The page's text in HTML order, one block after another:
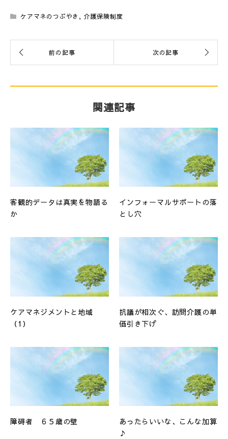
ケアマネのつぶやき , 介護保険制度
関連記事
客観的データは真実を物語る
か
インフォーマルサポートの落
とし穴
ケアマネジメントと地域
（1）
抗議が相次ぐ、訪問介護の単
価引き下げ
障碍者 ６５歳の壁
あったらいいな、こんな加算
♪